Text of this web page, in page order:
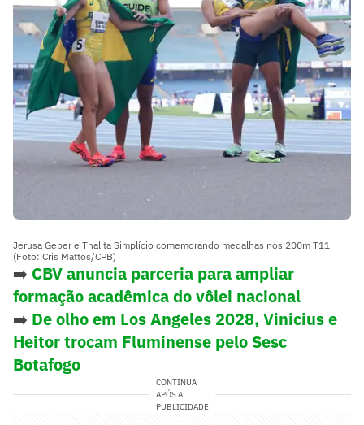
Jerusa Geber e Thalita Simplício comemorando medalhas nos 200m T11
(Foto: Cris Mattos/CPB)
➡️ CBV anuncia parceria para ampliar
formação acadêmica do vôlei nacional
➡️ De olho em Los Angeles 2028, Vinicius e
Heitor trocam Fluminense pelo Sesc
Botafogo
CONTINUA
APÓS A
PUBLICIDADE